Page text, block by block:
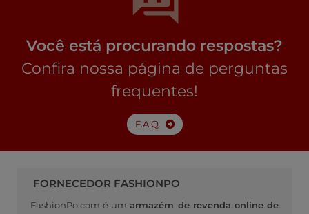
Você está procurando respostas?
Confira nossa página de perguntas
frequentes!
F.A.Q.
FORNECEDOR FASHIONPO
FashionPo.com é umarmazém de revenda online de